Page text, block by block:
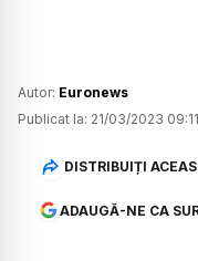
Autor: Euronews
Publicat la: 21/03/2023 09:11
DISTRIBUIȚI
ADAUGĂ-NE CA